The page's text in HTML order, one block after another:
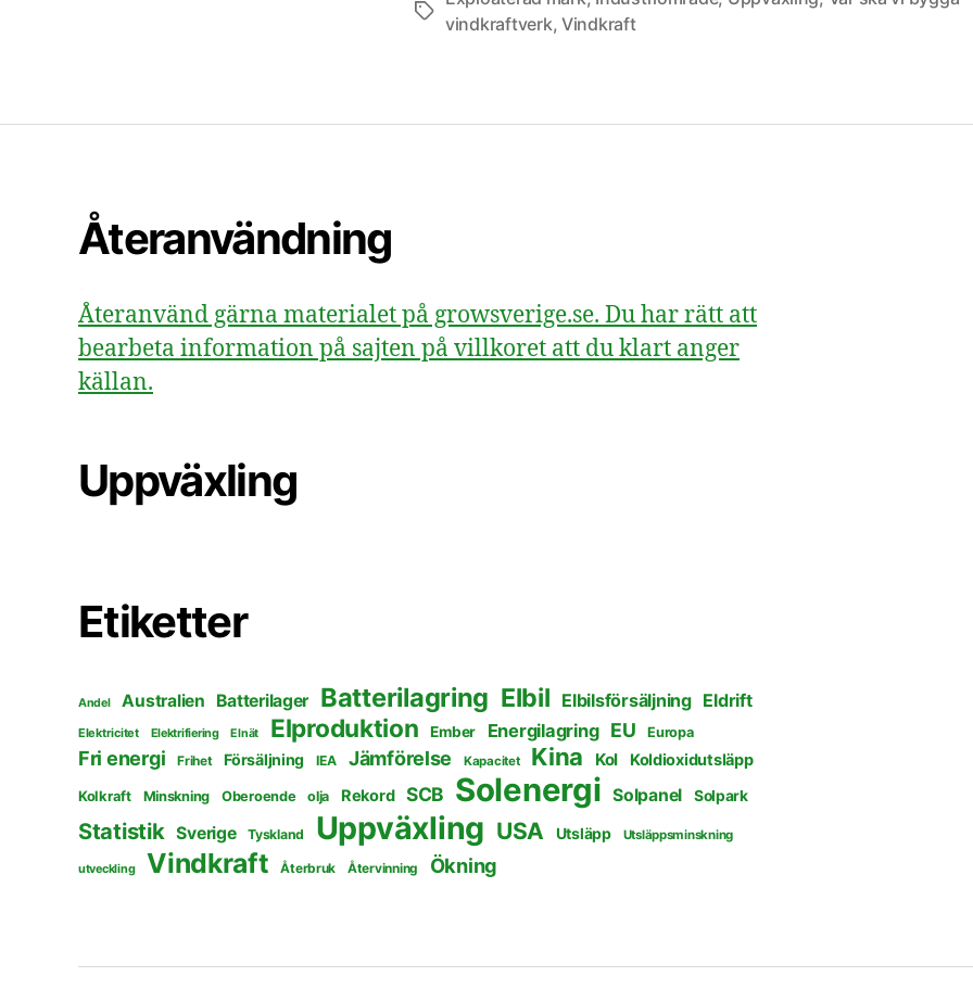
Etiketter
vindkraftverk, Vindkraft
Återanvändning
Återanvänd gärna materialet på growsverige.se. Du har rätt att
bearbeta information på sajten på villkoret att du klart anger
källan.
Uppväxling
Etiketter
Andel Australien Batterilager Batterilagring Elbil Elbilsförsäljning Eldrift
Elektricitet Elektrifiering Elnät Elproduktion Ember Energilagring EU Europa
Fri energi Frihet Försäljning IEA Jämförelse Kapacitet Kina Kol Koldioxidutsläpp
Kolkraft Minskning Oberoende olja Rekord SCB Solenergi Solpanel Solpark
Statistik Sverige Tyskland Uppväxling USA Utsläpp Utsläppsminskning
utveckling Vindkraft Återbruk Återvinning Ökning